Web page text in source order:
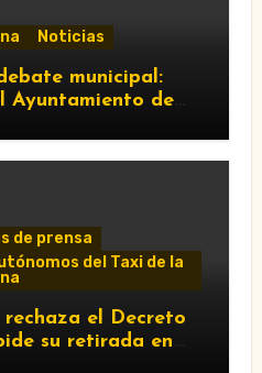
Noticias
municipal:
Ayuntamiento de
la regulación de
de prensa
del Taxi de la
el Decreto
su retirada en